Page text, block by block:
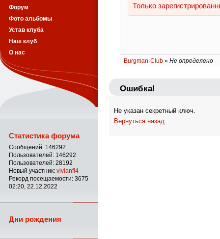
Burgman-Club » Не определено
Ошибка!
Не указан секретный ключ.
Вернуться назад
Форум
Фото альбомы
Устав клуба
Наш клуб
О нас
Статистика форума
Сообщений: 146292
Пользователей: 146292
Пользователей: 28192
Новый участник: vivianfl4
Рекорд посещаемости: 3675
02:20, 22.12.2022
Дни рождения